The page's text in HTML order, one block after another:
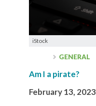
iStock
GENERAL
Am I a pirate?
February 13, 2023